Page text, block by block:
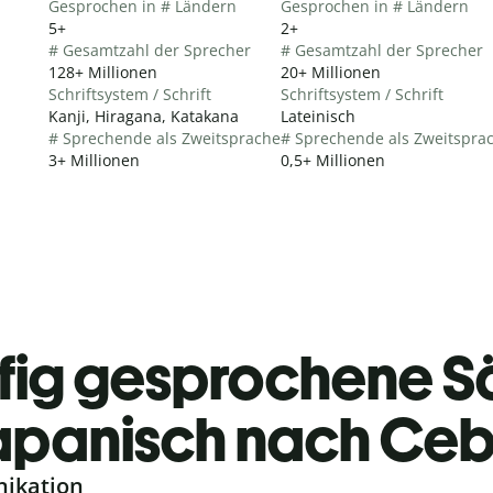
Gesprochen in # Ländern
5+
# Gesamtzahl der Sprecher
128+ Millionen
Schriftsystem / Schrift
Kanji, Hiragana, Katakana
# Sprechende als Zweitsprache
3+ Millionen
Gesprochen in # Ländern
2+
# Gesamtzahl der Sprecher
20+ Millionen
Schriftsystem / Schrift
Lateinisch
# Sprechende als
0,5+ Millionen
gesprochene
nach